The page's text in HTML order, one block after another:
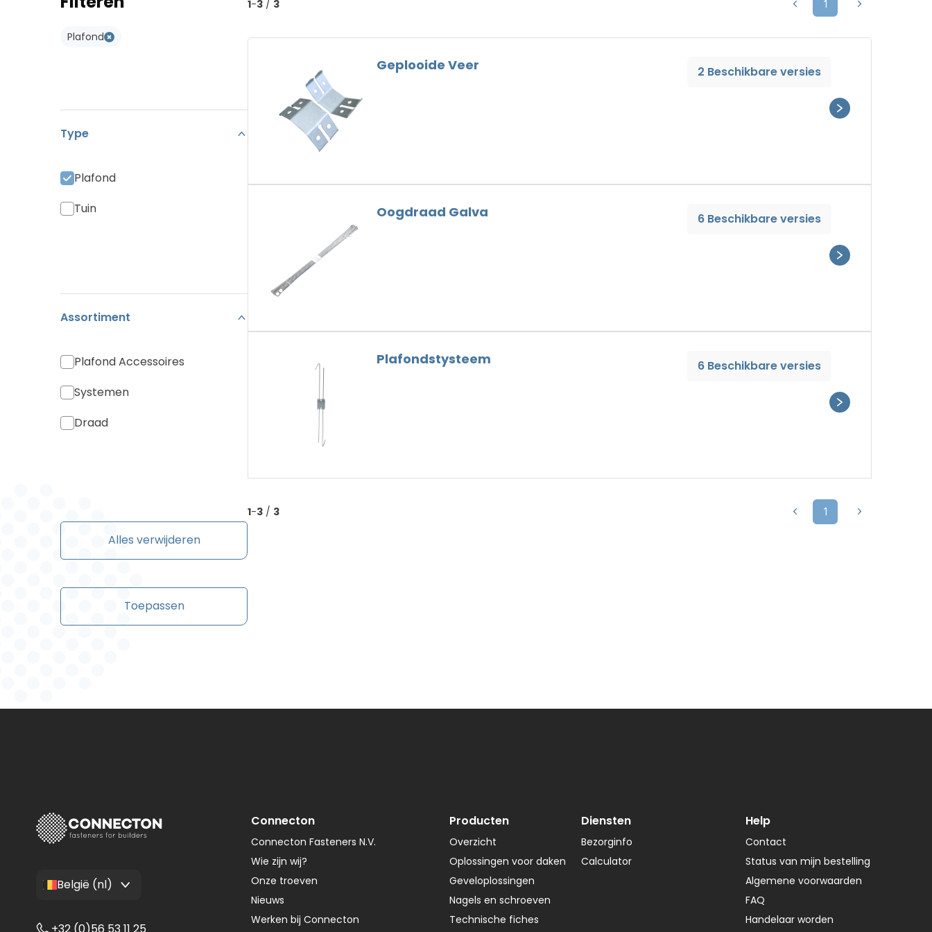
Type WL
Plafond
Type
Plafond
Tuin
Assortiment
Plafond Accessoires
Systemen
Draad
Alles verwijderen
Toepassen
1-3 / 3 1
Geplooide Veer 2 Beschikbare versies
Oogdraad Galva 6 Beschikbare versies
Plafondstysteem 6 Beschikbare versies
1-3 / 3 1
Connecton
Connecton Fasteners N.V.
Wie zijn wij?
Onze troeven
Nieuws
Werken bij Connecton
Producten
Overzicht
Oplossingen voor daken
Geveloplossingen
Nagels en schroeven
Technische fiches
Diensten
Bezorginfo
Calculator
Help
Contact
Status van mijn bestelling
Algemene voorwaarden
FAQ
Handelaar worden
België (nl)
+32 (0)56 53 11 25